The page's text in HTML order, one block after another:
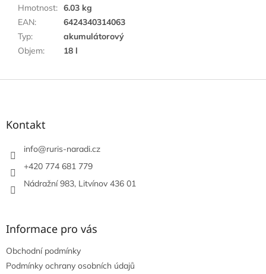
Hmotnost: 6.03 kg
EAN:
6424340314063
Typ:
akumulátorový
Objem: 18 l
Z
Kontakt
info@ruris-naradi.cz
+420 774 681 779
Nádražní 983, Litvínov 436 01
Informace pro vás
Obchodní podmínky
Podmínky ochrany osobních údajů